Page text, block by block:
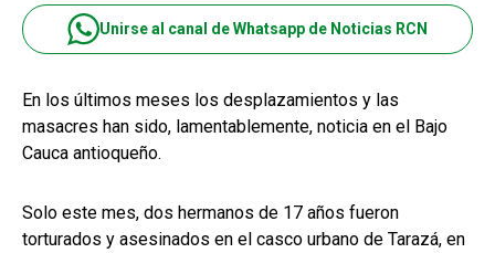
Unirse al canal de Whatsapp de Noticias RCN
En los últimos meses los desplazamientos y las
masacres han sido, lamentablemente, noticia en el Bajo
Cauca antioqueño.
Solo este mes, dos hermanos de 17 años fueron
torturados y asesinados en el casco urbano de Tarazá, en